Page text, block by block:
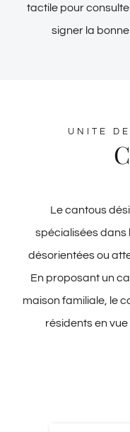
tactile pour
signer la
UNITE
Le cantous
spécialisées dans
désorientées ou
En proposant un
maison familiale, le
résidents en